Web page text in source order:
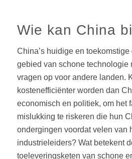
Wie kan China
China’s huidige en
gebied van schone technologie
vragen op voor andere landen.
kostenefficiënter worden dan
economisch en politiek, om het
mislukking te riskeren die hun
ondergingen voordat velen van
industrieleiders? Wat betekent
toeleveringsketen van schone